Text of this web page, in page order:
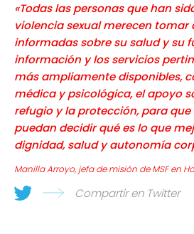
«Todas las personas que han
violencia sexual merecen tomar
informadas sobre su salud y su
información y los servicios
más ampliamente disponibles,
médica y psicológica, el apoyo
refugio y la protección, para
puedan decidir qué es lo que
dignidad, salud y autonomía
Manilla Arroyo, jefa de misión de MSF en
Compartir en Twitter